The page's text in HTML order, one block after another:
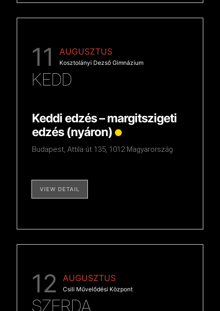
11 AUGUSZTUS
Kosztolányi Dezső Gimnázium
KEDD
Keddi edzés – margitszigeti
edzés (nyáron)
Budapest, Attila út 135, 1012 Magyarország
VIEW DETAIL
12 AUGUSZTUS
Csili Művelődési Központ
SZERDA